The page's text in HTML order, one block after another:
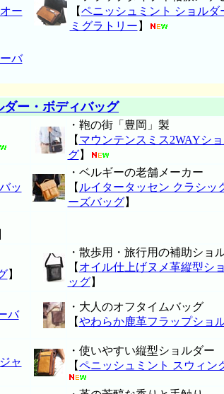
ー
【ペニッシュミント ショルダ
ミグラトリー 】
バ
ダー・ボディバッグ
・鞄の街「豊岡」製
【 マウンテンスミス2WAYシ
グ】
ッ
・ベルギーの老舗メーカー
【 ルイタータッセン クラシッ
ーズバッグ】
】
・散歩用・旅行用の補助ショ
【 オイル仕上げヌメ革縦型シ
ッグ】
バ
・大人のオフタイムバッグ
【やわらか鹿革フラップショ
ャ
・使いやすい縦型ショルダー
【ペニッシュミント スウィン